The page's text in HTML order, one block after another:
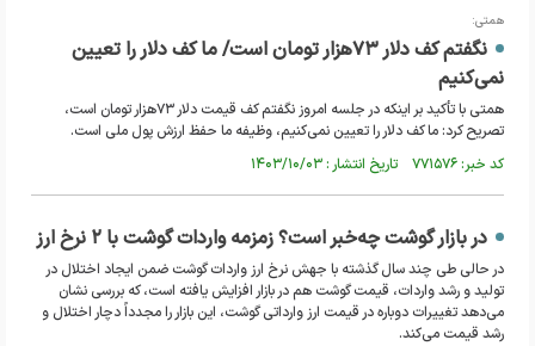
همتی:
نگفتم کف دلار ۷۳هزار تومان است/ ما کف دلار را تعیین
نمی‌کنیم
همتی با تأکید بر اینکه در جلسه امروز نگفتم کف قیمت دلار ۷۳هزار تومان است،
تصریح کرد: ما کف دلار را تعیین نمی‌کنیم، وظیفه ما حفظ ارزش پول ملی است.
کد خبر: ۷۷۱۵۷۶ تاریخ انتشار : ۱۴۰۳/۱۰/۰۳
در بازار گوشت چه‌خبر است؟ زمزمه واردات گوشت با ۲ نرخ ارز
در حالی طی چند سال گذشته با جهش نرخ ارز واردات گوشت ضمن ایجاد اختلال در
تولید و رشد واردات، قیمت گوشت هم در بازار افزایش یافته است، که بررسی نشان
می‌دهد تغییرات دوباره در قیمت ارز وارداتی گوشت، این بازار را مجدداً دچار اختلال و
رشد قیمت می‌کند.